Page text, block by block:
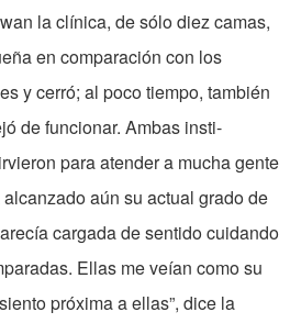
la clínica, de sólo diez camas,
en comparación con los
y cerró; al poco tiempo, también
de funcionar. Ambas insti-
para atender a mucha gente
aún su actual grado de
cargada de sentido cuidando
Ellas me veían como su
próxima a ellas”, dice la